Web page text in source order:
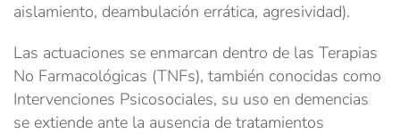
aislamiento, deambulación errática, agresividad).
Las actuaciones se enmarcan dentro de las Terapias
No Farmacológicas (TNFs), también conocidas como
Intervenciones Psicosociales, su uso en demencias
se extiende ante la ausencia de tratamientos